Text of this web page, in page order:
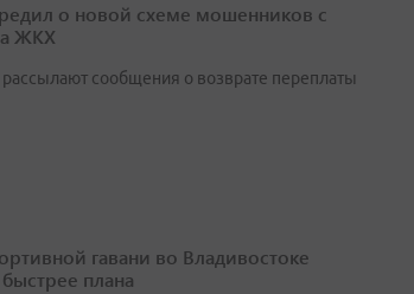
о новой схеме мошенников с
ЖКХ
сообщения о возврате переплаты
гавани во Владивостоке
плана